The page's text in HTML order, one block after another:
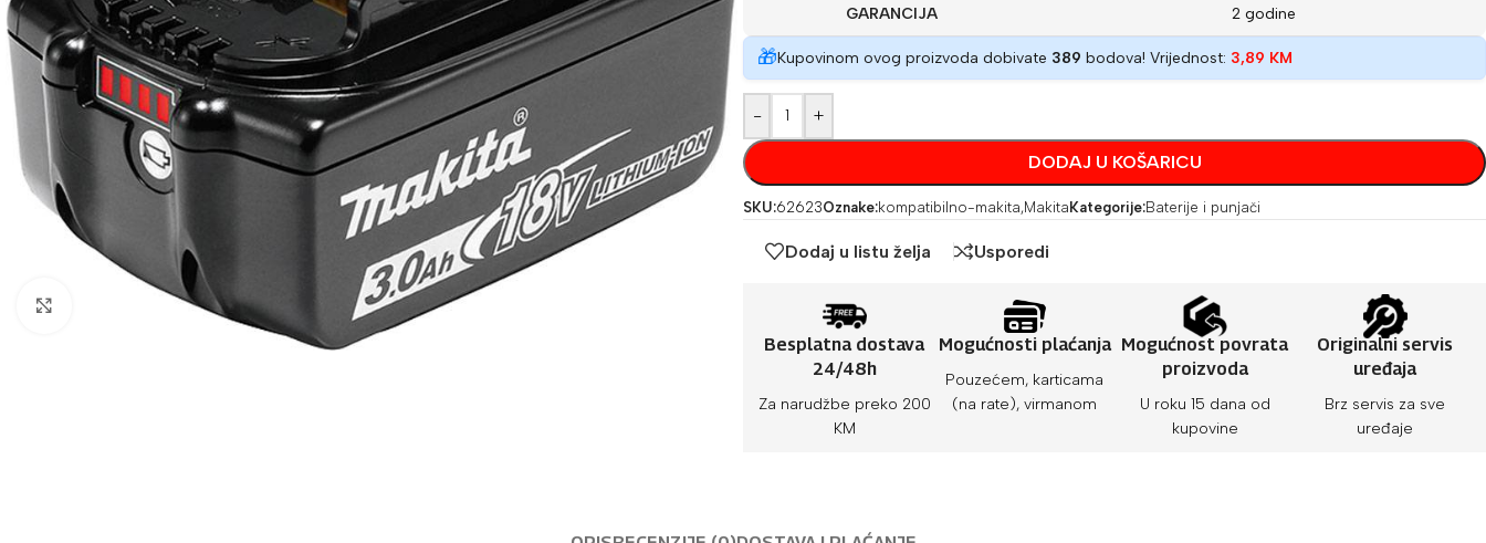
GARANCIJA 2 godine
🎁Kupovinom ovog proizvoda dobivate 389 bodova! Vrijednost: 3,89 KM
- +
DODAJ U KOŠARICU
SKU:62623Oznake:kompatibilno-makita,MakitaKategorije:Baterije i punjači
Dodaj u listu želja Usporedi
Besplatna dostava
24/48h
Za narudžbe preko 200
KM
Mogućnosti plaćanja
Pouzećem, karticama
(na rate), virmanom
Mogućnost povrata
proizvoda
U roku 15 dana od
kupovine
Originalni servis
uređaja
Brz servis za sve
uređaje